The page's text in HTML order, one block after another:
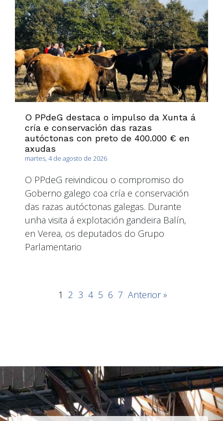
O PPdeG destaca o impulso da Xunta á
cría e conservación das razas
autóctonas con preto de 400.000 € en
axudas
martes, 4 de agosto de 2026
O PPdeG reivindicou o compromiso do
Goberno galego coa cría e conservación
das razas autóctonas galegas. Durante
unha visita á explotación gandeira Balín,
en Verea, os deputados do Grupo
Parlamentario
1 2 3 4 5 6 7 Anterior »